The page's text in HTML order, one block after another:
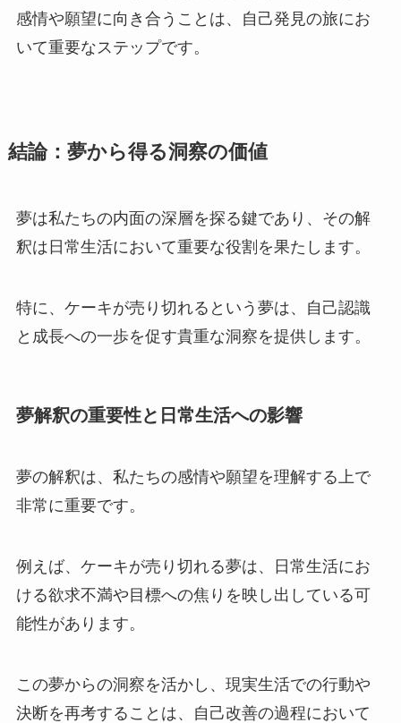
感情や願望に向き合うことは、自己発見の旅にお
いて重要なステップです。
結論：夢から得る洞察の価値
夢は私たちの内面の深層を探る鍵であり、その解
釈は日常生活において重要な役割を果たします。
特に、ケーキが売り切れるという夢は、自己認識
と成長への一歩を促す貴重な洞察を提供します。
夢解釈の重要性と日常生活への影響
夢の解釈は、私たちの感情や願望を理解する上で
非常に重要です。
例えば、ケーキが売り切れる夢は、日常生活にお
ける欲求不満や目標への焦りを映し出している可
能性があります。
この夢からの洞察を活かし、現実生活での行動や
決断を再考することは、自己改善の過程において